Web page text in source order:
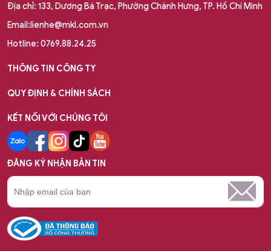
Địa chỉ: 133, Dương Bá Trạc, Phường Chánh Hưng, TP. Hồ Chí Minh
Email:lienhe@mkl.com.vn
Hotline: 0769.88.24.25
THÔNG TIN CÔNG TY
QUY ĐỊNH & CHÍNH SÁCH
KẾT NỐI VỚI CHÚNG TÔI
ĐĂNG KÝ NHẬN BẢN TIN